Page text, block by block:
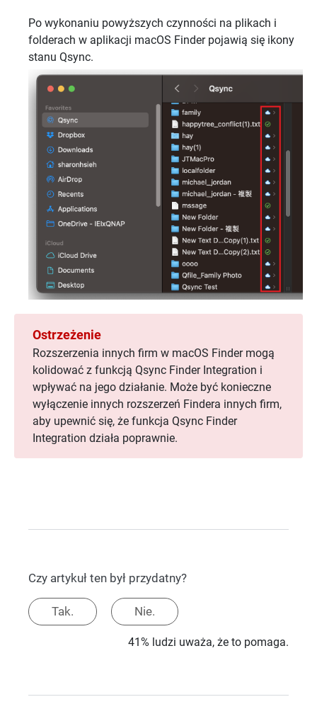
Po wykonaniu powyższych czynności na plikach i
folderach w aplikacji macOS Finder pojawią się ikony
stanu Qsync.
Ostrzeżenie
Rozszerzenia innych firm w macOS Finder mogą
kolidować z funkcją Qsync Finder Integration i
wpływać na jego działanie. Może być konieczne
wyłączenie innych rozszerzeń Findera innych firm,
aby upewnić się, że funkcja Qsync Finder
Integration działa poprawnie.
Czy artykuł ten był przydatny?
Tak. Nie.
41% ludzi uważa, że to pomaga.